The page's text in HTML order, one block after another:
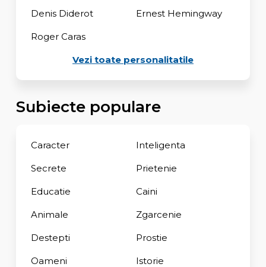
Denis Diderot Ernest Hemingway
Roger Caras
Vezi toate personalitatile
Subiecte populare
Caracter Inteligenta
Secrete Prietenie
Educatie Caini
Animale Zgarcenie
Destepti Prostie
Oameni Istorie